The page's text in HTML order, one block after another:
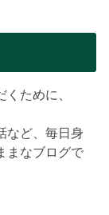
ために、
など、毎日身
まなブログで